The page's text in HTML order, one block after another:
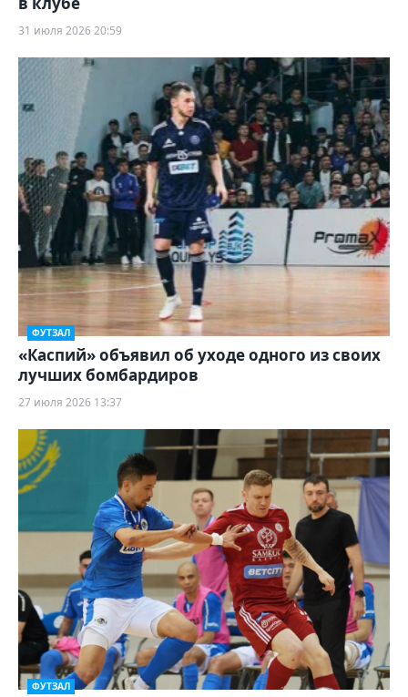
31 июля 2026 20:59
ФУТЗАЛ
«Каспий» объявил об уходе одного из своих
лучших бомбардиров
27 июля 2026 13:37
ФУТЗАЛ